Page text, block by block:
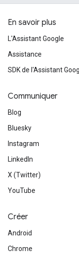
En savoir plus
L'Assistant Google
Assistance
SDK de l'Assistant
Communiquer
Blog
Bluesky
Instagram
LinkedIn
X (Twitter)
YouTube
Créer
Android
Chrome